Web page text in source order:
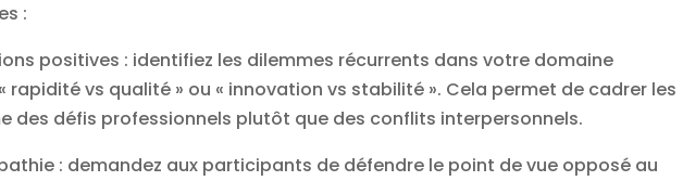
:
positives : identifiez les dilemmes récurrents dans votre domaine
rapidité vs qualité » ou « innovation vs stabilité ». Cela permet de cadrer les
des défis professionnels plutôt que des conflits interpersonnels.
: demandez aux participants de défendre le point de vue opposé au